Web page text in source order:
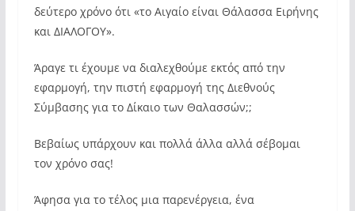
δεύτερο χρόνο ότι «το Αιγαίο είναι Θάλασσα Ειρήνης
και ΔΙΑΛΟΓΟΥ».
Άραγε τι έχουμε να διαλεχθούμε εκτός από την
εφαρμογή, την πιστή εφαρμογή της Διεθνούς
Σύμβασης για το Δίκαιο των Θαλασσών;;
Βεβαίως υπάρχουν και πολλά άλλα αλλά σέβομαι
τον χρόνο σας!
Άφησα για το τέλος μια παρενέργεια, ένα